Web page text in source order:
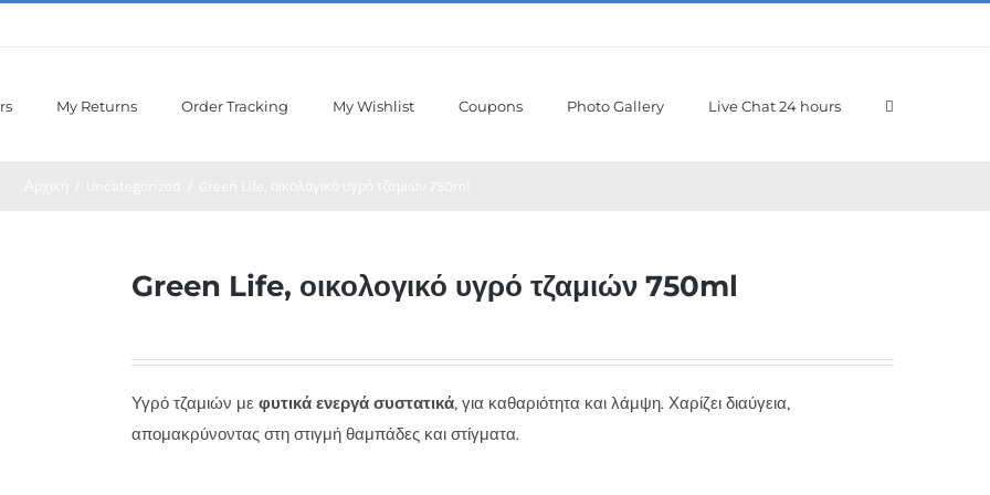
My Returns Order Tracking My Wishlist Coupons Photo Gallery Live Chat 24 hours
Green Life, οικολογικό υγρό τζαμιών 750ml
Υγρό τζαμιών με φυτικά ενεργά συστατικά, για καθαριότητα και λάμψη. Χαρίζει διαύγεια,
απομακρύνοντας στη στιγμή θαμπάδες και στίγματα.